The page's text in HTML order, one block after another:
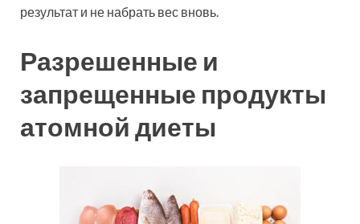
результат и не набрать вес вновь.
Разрешенные и
запрещенные продукты
атомной диеты